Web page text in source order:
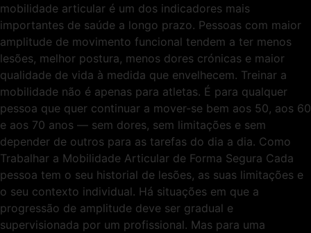
mobilidade articular é um dos indicadores mais
importantes de saúde a longo prazo. Pessoas com maior
amplitude de movimento funcional tendem a ter menos
lesões, melhor postura, menos dores crónicas e maior
qualidade de vida à medida que envelhecem. Treinar a
mobilidade não é apenas para atletas. É para qualquer
pessoa que quer continuar a mover-se bem aos 50, aos 60
e aos 70 anos — sem dores, sem limitações e sem
depender de outros para as tarefas do dia a dia. Como
Trabalhar a Mobilidade Articular de Forma Segura Cada
pessoa tem o seu historial de lesões, as suas limitações e
o seu contexto individual. Há situações em que a
progressão de amplitude deve ser gradual e
supervisionada por um profissional. Mas para uma